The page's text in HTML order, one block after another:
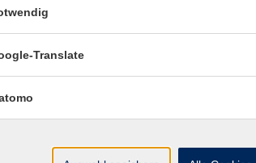
vhs Bamberg Stadt
96052 Bamberg
Translate